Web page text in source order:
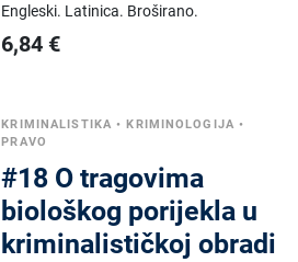
Engleski. Latinica. Broširano.
6,84 €
KRIMINALISTIKA • KRIMINOLOGIJA •
PRAVO
#18 O tragovima
biološkog porijekla u
kriminalističkoj obradi